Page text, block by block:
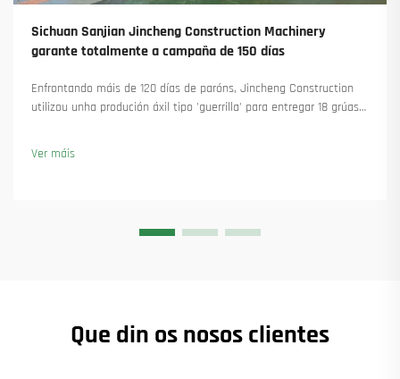
Sichuan Sanjian Jincheng Construction Machinery
garante totalmente a campaña de 150 días
Enfrontando máis de 120 días de paróns, Jincheng Construction
utilizou unha produción áxil tipo 'guerrilla' para entregar 18 grúas
manteu a produción en marcha. Saiba máis.
Ver máis
Que din os nosos clientes